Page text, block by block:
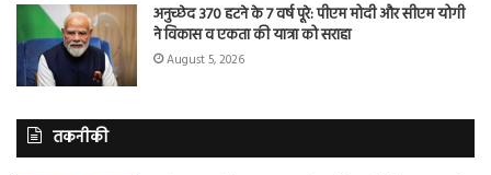
अनुच्छेद 370 हटने के 7 वर्ष पूरे: पीएम मोदी और सीएम योगी
ने विकास व एकता की यात्रा को सराहा
August 5, 2026
तकनीकी